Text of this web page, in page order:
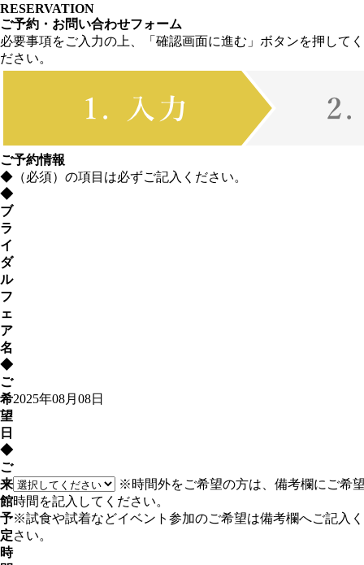
RESERVATION
ご予約・お問い合わせフォーム
必要事項をご入力の上、「確認画面に進む」ボタンを押してく
ださい。
ご予約情報
◆ （必須）の項目は必ずご記入ください。
◆
ブ
ラ
イ
ダ
ル
フ
ェ
ア
名
◆
ご
希
望
日
2025年08月08日
◆
ご
来
館
予
定
時
※時間外をご希望の方は、備考欄にご希
時間を記入してください。
※試食や試着などイベント参加のご希望は備考欄へご記入
さい。